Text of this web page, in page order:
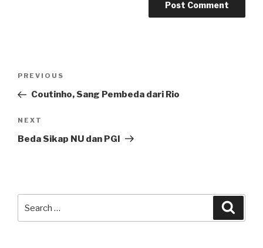
Previous
Post
PREVIOUS
Coutinho, Sang Pembeda dari Rio
Next
Post
NEXT
Beda Sikap NU dan PGI
for: